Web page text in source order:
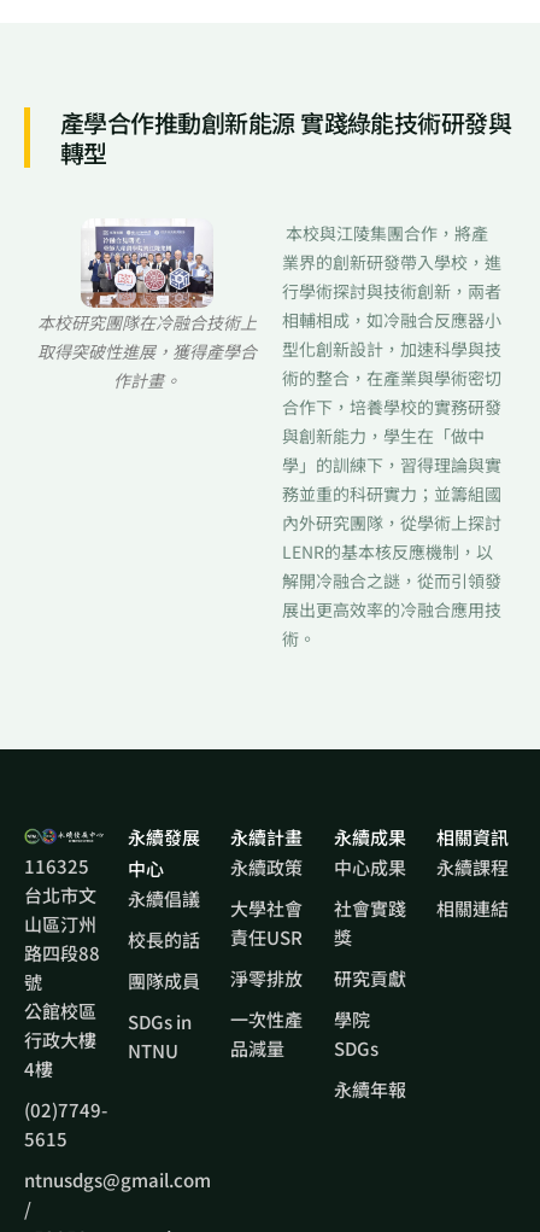
產學合作推動創新能源 實踐綠能技術研發與
轉型
本校研究團隊在冷融合技術上
取得突破性進展，獲得產學合
作計畫。
本校與江陵集團合作，將產
業界的創新研發帶入學校，進
行學術探討與技術創新，兩者
相輔相成，如冷融合反應器小
型化創新設計，加速科學與技
術的整合，在產業與學術密切
合作下，培養學校的實務研發
與創新能力，學生在「做中
學」的訓練下，習得理論與實
務並重的科研實力；並籌組國
內外研究團隊，從學術上探討
LENR的基本核反應機制，以
解開冷融合之謎，從而引領發
展出更高效率的冷融合應用技
術。
116325
台北市文
山區汀州
路四段88
號
公館校區
行政大樓
4樓
(02)7749-
5615
ntnusdgs@gmail.com
/
永續發展
中心
永續倡議
校長的話
團隊成員
SDGs in
NTNU
永續計畫
永續政策
大學社會
責任USR
淨零排放
一次性產
品減量
永續成果
中心成果
社會實踐
獎
研究貢獻
學院
SDGs
永續年報
相關資訊
永續課程
相關連結